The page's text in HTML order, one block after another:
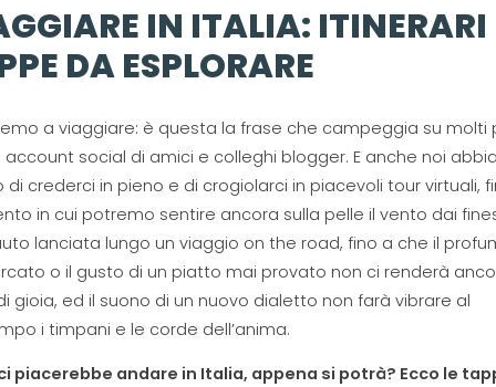
IN ITALIA: ITINERARI
DA ESPLORARE
a viaggiare: è questa la frase che campeggia su molti
account social di amici e colleghi blogger. E anche noi
di crederci in pieno e di crogiolarci in piacevoli tour virtuali,
in cui potremo sentire ancora sulla pelle il vento dai
lanciata lungo un viaggio on the road, fino a che il
o il gusto di un piatto mai provato non ci renderà
gioia, ed il suono di un nuovo dialetto non farà vibrare al
i timpani e le corde dell’anima.
piacerebbe andare in Italia, appena si potrà? Ecco le